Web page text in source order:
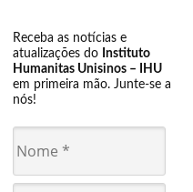
Receba as notícias e
atualizações do Instituto
Humanitas Unisinos – IHU
em primeira mão. Junte-se a
nós!